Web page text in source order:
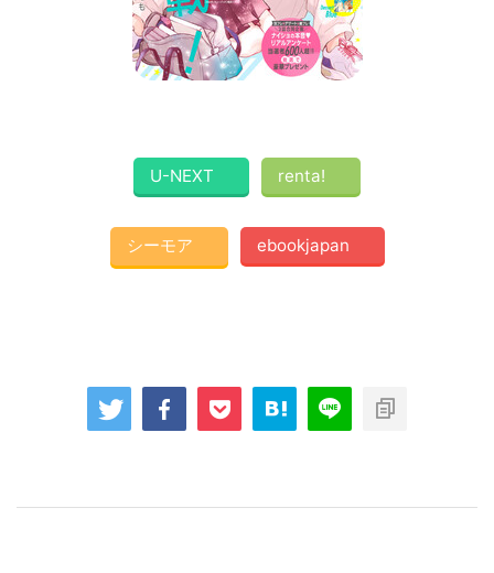
U-NEXT renta!
シーモア ebookjapan